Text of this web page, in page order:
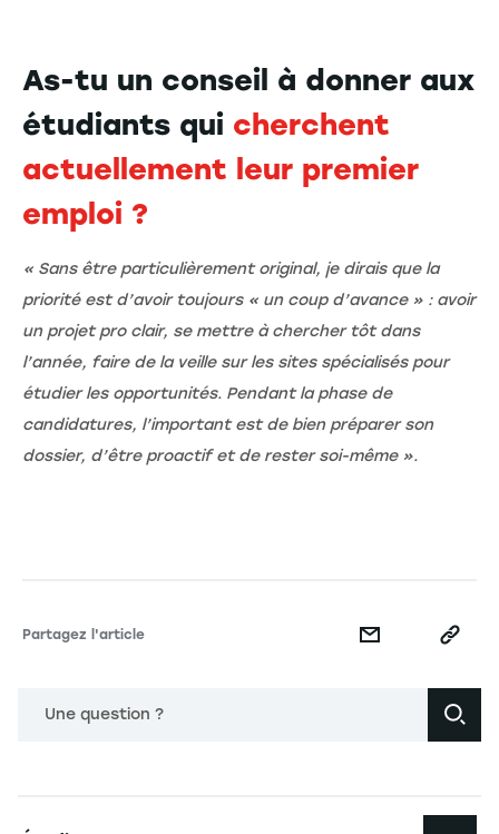
As-tu un conseil à donner aux
étudiants qui cherchent
actuellement leur premier
emploi ?
« Sans être particulièrement original, je dirais que la
priorité est d’avoir toujours « un coup d’avance » : avoir
un projet pro clair, se mettre à chercher tôt dans
l’année, faire de la veille sur les sites spécialisés pour
étudier les opportunités. Pendant la phase de
candidatures, l’important est de bien préparer son
dossier, d’être proactif et de rester soi-même ».
Partagez l'article
Une question ?